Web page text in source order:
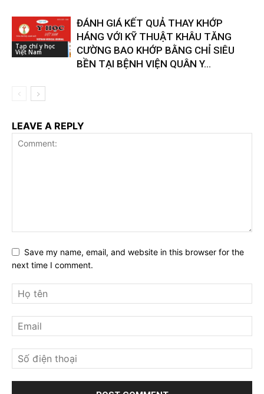
Tạp chí y học
Việt Nam
ĐÁNH GIÁ KẾT QUẢ THAY KHỚP
HÁNG VỚI KỸ THUẬT KHÂU TĂNG
CƯỜNG BAO KHỚP BẰNG CHỈ SIÊU
BỀN TẠI BỆNH VIỆN QUÂN Y...
LEAVE A REPLY
Save my name, email, and website in this browser for the
next time I comment.